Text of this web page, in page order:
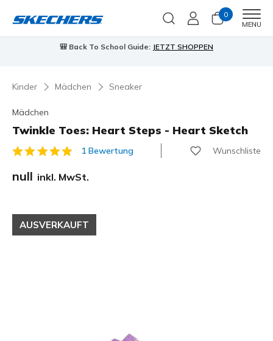
0
MENU
🎒 Back To School Guide: JETZT SHOPPEN
Kinder Mädchen Sneaker
Mädchen
Twinkle Toes: Heart Steps - Heart Sketch
3,2 von 5 Kundenbewertungen
1 Bewertung Wunschliste
null inkl. MwSt.
AUSVERKAUFT